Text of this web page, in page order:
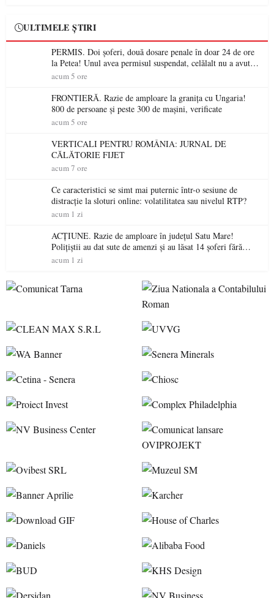
ULTIMELE ȘTIRI
PERMIS. Doi șoferi, două dosare penale în doar 24 de ore
la Petea! Unul avea permisul suspendat, celălalt nu a avut
niciodată permis
acum 5 ore
FRONTIERĂ. Razie de amploare la granița cu Ungaria!
800 de persoane și peste 300 de mașini, verificate
acum 5 ore
VERTICALI PENTRU ROMÂNIA: JURNAL DE
CĂLĂTORIE FIJET
acum 7 ore
Ce caracteristici se simt mai puternic într-o sesiune de
distracție la sloturi online: volatilitatea sau nivelul RTP?
acum 1 zi
ACȚIUNE. Razie de amploare în județul Satu Mare!
Polițiștii au dat sute de amenzi și au lăsat 14 șoferi fără
permis într-o singură zi
acum 1 zi